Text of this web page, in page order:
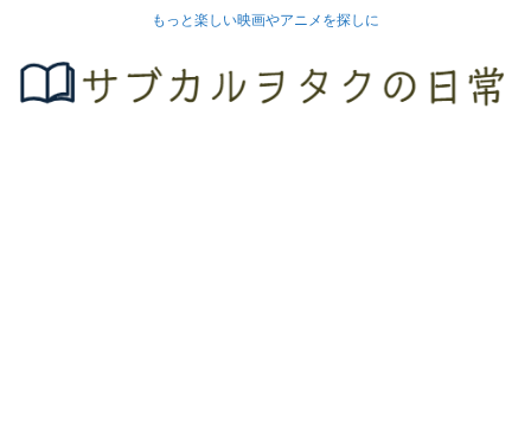
もっと楽しい映画やアニメを探しに